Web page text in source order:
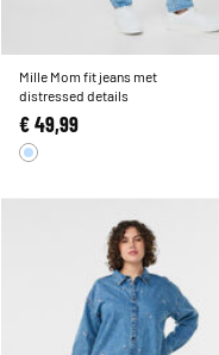
Mille Mom fit jeans met
distressed details
€ 49,99